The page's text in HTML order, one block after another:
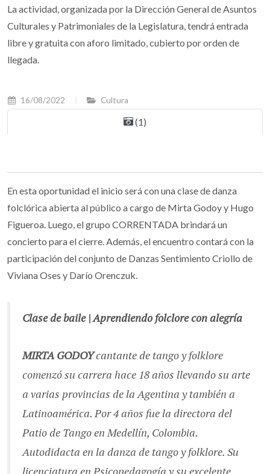
La actividad, organizada por la Dirección General de Asuntos
Culturales y Patrimoniales de la Legislatura, tendrá entrada
libre y gratuita con aforo limitado, cubierto por orden de
llegada.
16/08/2022 Cultura
(1)
En esta oportunidad el inicio será con una clase de danza
folclórica abierta al público a cargo de Mirta Godoy y Hugo
Figueroa. Luego, el grupo CORRENTADA brindará un
concierto para el cierre. Además, el encuentro contará con la
participación del conjunto de Danzas Sentimiento Criollo de
Viviana Oses y Darío Orenczuk.
Clase de baile | Aprendiendo folclore con alegría
MIRTA GODOYcantante de tango y folklore
comenzó su carrera hace 18 años llevando su arte
a varias provincias de la Agentina y también a
Latinoamérica. Por 4 años fue la directora del
Patio de Tango en Medellín, Colombia.
Autodidacta en la danza de tango y folklore. Su
licenciatura en Psicopedagogía y su excelente